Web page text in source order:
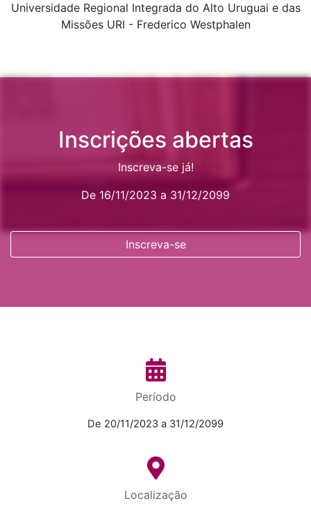
Universidade Regional Integrada do Alto Uruguai e das
Missões URI - Frederico Westphalen
Inscrições abertas
Inscreva-se já!
De 16/11/2023 a 31/12/2099
Inscreva-se
Período
De 20/11/2023 a 31/12/2099
Localização